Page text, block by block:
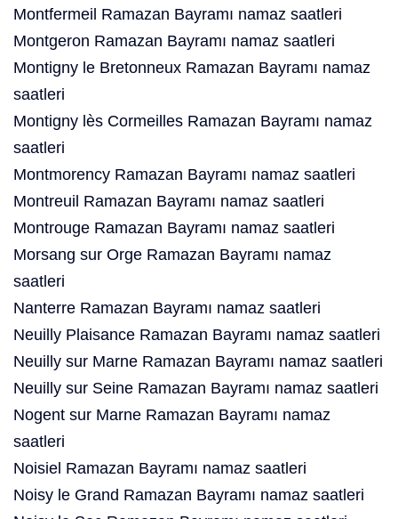
Montfermeil Ramazan Bayramı namaz saatleri
Montgeron Ramazan Bayramı namaz saatleri
Montigny le Bretonneux Ramazan Bayramı namaz
saatleri
Montigny lès Cormeilles Ramazan Bayramı namaz
saatleri
Montmorency Ramazan Bayramı namaz saatleri
Montreuil Ramazan Bayramı namaz saatleri
Montrouge Ramazan Bayramı namaz saatleri
Morsang sur Orge Ramazan Bayramı namaz
saatleri
Nanterre Ramazan Bayramı namaz saatleri
Neuilly Plaisance Ramazan Bayramı namaz saatleri
Neuilly sur Marne Ramazan Bayramı namaz saatleri
Neuilly sur Seine Ramazan Bayramı namaz saatleri
Nogent sur Marne Ramazan Bayramı namaz
saatleri
Noisiel Ramazan Bayramı namaz saatleri
Noisy le Grand Ramazan Bayramı namaz saatleri